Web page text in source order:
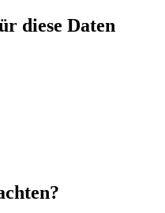
diese Daten